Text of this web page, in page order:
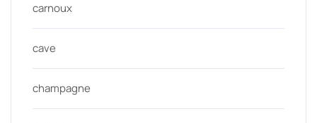
carnoux
cave
champagne